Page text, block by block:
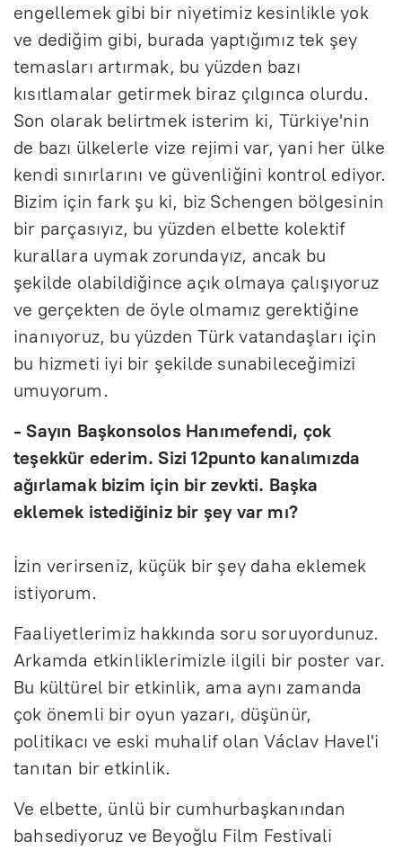
engellemek gibi bir niyetimiz kesinlikle yok
ve dediğim gibi, burada yaptığımız tek şey
temasları artırmak, bu yüzden bazı
kısıtlamalar getirmek biraz çılgınca olurdu.
Son olarak belirtmek isterim ki, Türkiye'nin
de bazı ülkelerle vize rejimi var, yani her ülke
kendi sınırlarını ve güvenliğini kontrol ediyor.
Bizim için fark şu ki, biz Schengen bölgesinin
bir parçasıyız, bu yüzden elbette kolektif
kurallara uymak zorundayız, ancak bu
şekilde olabildiğince açık olmaya çalışıyoruz
ve gerçekten de öyle olmamız gerektiğine
inanıyoruz, bu yüzden Türk vatandaşları için
bu hizmeti iyi bir şekilde sunabileceğimizi
umuyorum.
- Sayın Başkonsolos Hanımefendi, çok
teşekkür ederim. Sizi 12punto kanalımızda
ağırlamak bizim için bir zevkti. Başka
eklemek istediğiniz bir şey var mı?
İzin verirseniz, küçük bir şey daha eklemek
istiyorum.
Faaliyetlerimiz hakkında soru soruyordunuz.
Arkamda etkinliklerimizle ilgili bir poster var.
Bu kültürel bir etkinlik, ama aynı zamanda
çok önemli bir oyun yazarı, düşünür,
politikacı ve eski muhalif olan Václav Havel'i
tanıtan bir etkinlik.
Ve elbette, ünlü bir cumhurbaşkanından
bahsediyoruz ve Beyoğlu Film Festivali